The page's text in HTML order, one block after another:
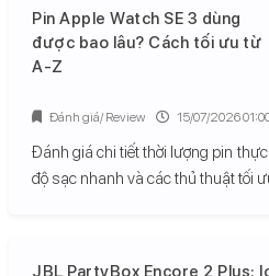
Pin Apple Watch SE 3 dùng
được bao lâu? Cách tối ưu từ
A-Z
Đánh giá chi tiết thời lượng pin
độ sạc nhanh và các thủ thuật tối
Đánh giá/ Review 15/07/2026
JBL PartyBox Encore 2 Plus: